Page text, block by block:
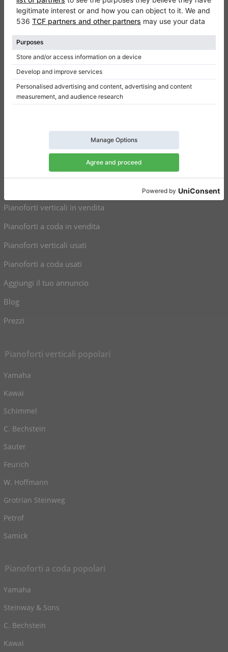
Klaviano
FAQ
Contatto
Chi siamo
Scrivi una recensione
Politica della privacy
Impostazioni per il consenso
Pianoforti verticali in vendita
Pianoforti a coda in vendita
Pianoforti verticali usati
Pianoforti a coda usati
Aggiungi il tuo annuncio
Blog
Prezzi
Pianoforti verticali popolari
Yamaha
Kawai
Schimmel
C. Bechstein
Sauter
Feurich
W. Hoffmann
Grotrian Steinweg
Petrof
Samick
Pianoforti a coda popolari
Yamaha
Steinway & Sons
C. Bechstein
Kawai